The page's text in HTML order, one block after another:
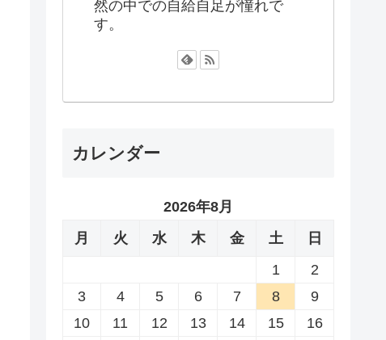
然の中での自給自足が憧れで
す。
カレンダー
2026年8月
月
火 水 木 金 土
日
1
2
3
4 5 6 7 8
9
10
11 12 13 14 15
16